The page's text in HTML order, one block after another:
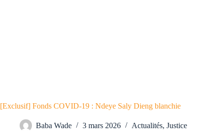
[Exclusif] Fonds COVID-19 : Ndeye Saly Dieng blanchie
Baba Wade 3 mars 2026 Actualités, Justice